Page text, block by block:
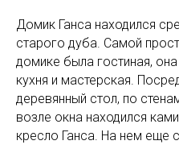
Домик Ганса находился
старого дуба. Самой
домике была гостиная,
кухня и мастерская.
деревянный стол, по
возле окна находился
кресло Ганса. На нем еще